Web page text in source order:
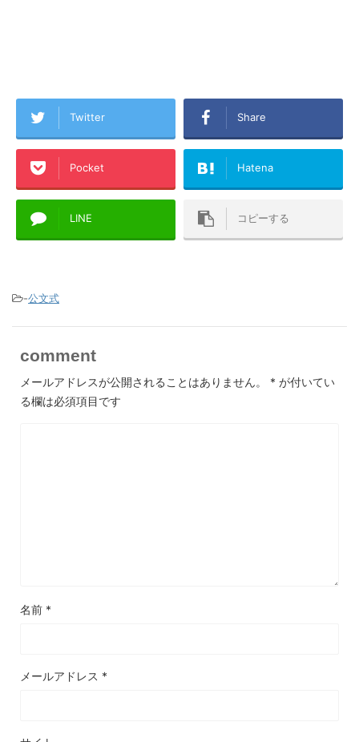
Twitter Share
Pocket Hatena
LINE コピーする
-公文式
comment
メールアドレスが公開されることはありません。 * が付いてい
る欄は必須項目です
名前 *
メールアドレス *